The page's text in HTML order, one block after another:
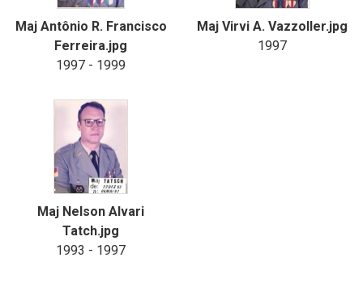
Maj Antônio R. Francisco
Ferreira.jpg
1997 - 1999
Maj Virvi A. Vazzoller.jpg
1997
Maj Nelson Alvari
Tatch.jpg
1993 - 1997